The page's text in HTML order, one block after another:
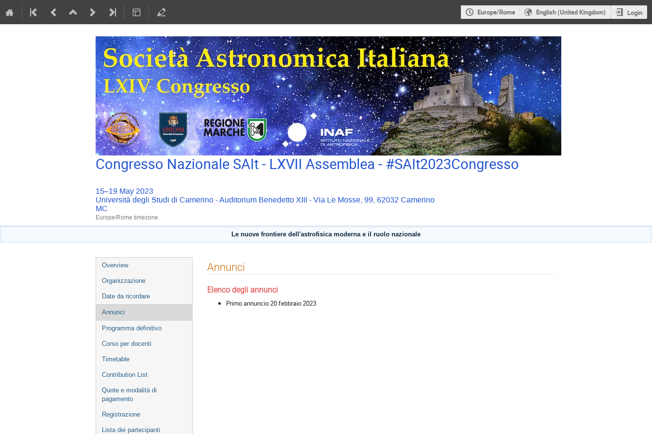
Europe/Rome English (United Kingdom) Login
Congresso Nazionale SAIt - LXVII Assemblea - #SAIt2023Congresso
15–19 May 2023
Università degli Studi di Camerino - Auditorium Benedetto XIII - Via Le Mosse, 99, 62032 Camerino
MC
Europe/Rome timezone
Le nuove frontiere dell'astrofisica moderna e il ruolo nazionale
Event
menu
Overview
Organizzazione
Date da ricordare
Annunci
Programma definitivo
Corso per docenti
Timetable
Contribution List
Quote e modalità di
pagamento
Registrazione
Lista dei partecipanti
Annunci
Elenco degli annunci
Primo annuncio 20 febbraio 2023